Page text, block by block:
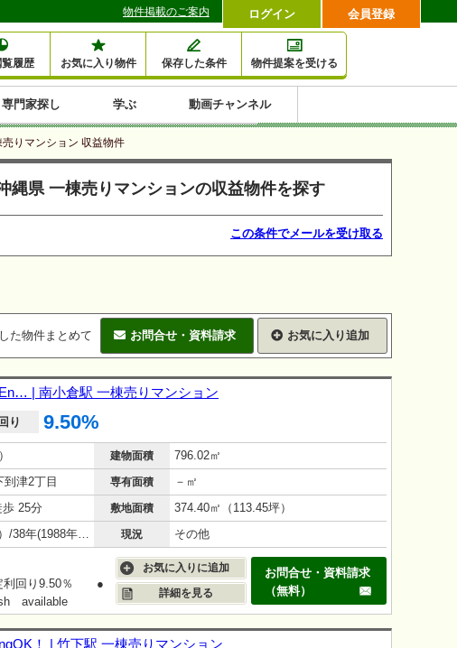
履歴 お気に入り物件 保存した条件 物件提案を受ける
10%以上アパート投
現況満室で安心物件
1,000万円以下小額投
人気の築浅・新築物
早い者勝ち東京23区
専門家探し 学ぶ
セミナー情報検索
動画チャンネル
ログイン 会員登録
物件掲載のご案内
りマンション 収益物件
縄県 一棟売りマンションの収益物件を探す
この条件でメールを受け取る
た物件まとめて お気に入り追加
お問合せ・資料請求
| 南小倉駅 一棟売りマンション
り 9.50%
建物面積 796.02㎡
津2丁目 専有面積 －㎡
25分 敷地面積 374.40㎡（113.45坪）
鉄筋コンクリート（RC造）/38年(1988年6月) 現況 その他
回り9.50％ ●
available
お気に入りに追加
詳細を見る
お問合せ・資料請求
（無料）
！ | 竹下駅 一棟売りマンション